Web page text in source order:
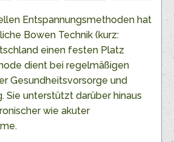
teilen Mail
Entspannungsmethoden hat
Bowen Technik (kurz:
einen festen Platz
dient bei regelmäßigen
Gesundheitsvorsorge und
Sie unterstützt darüber hinaus
wie akuter